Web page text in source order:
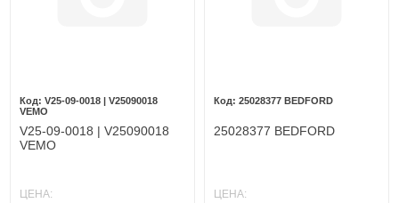
V25-09-0018 | V25090018
VEMO
V25-09-0018 | V25090018
VEMO
ЦЕНА:
25028377 BEDFORD
25028377 BEDFORD
ЦЕНА: